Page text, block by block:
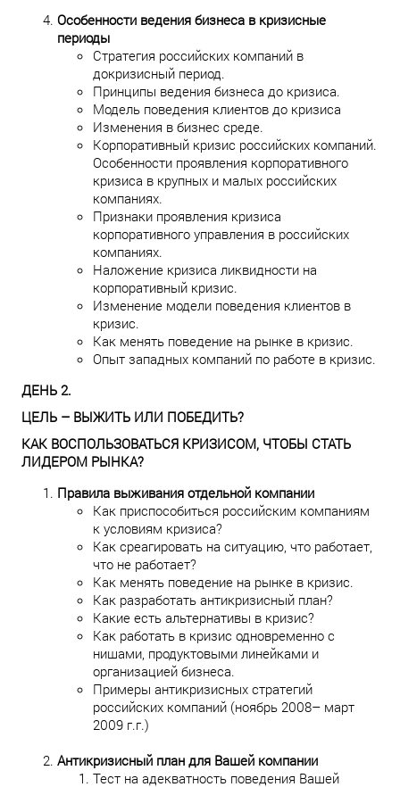
Особенности ведения бизнеса в кризисные
периоды
Стратегия российских компаний в
докризисный период.
Принципы ведения бизнеса до кризиса.
Модель поведения клиентов до кризиса
Изменения в бизнес среде.
Корпоративный кризис российских компаний.
Особенности проявления корпоративного
кризиса в крупных и малых российских
компаниях.
Признаки проявления кризиса
корпоративного управления в российских
компаниях.
Наложение кризиса ликвидности на
корпоративный кризис.
Изменение модели поведения клиентов в
кризис.
Как менять поведение на рынке в кризис.
Опыт западных компаний по работе в кризис.
ДЕНЬ 2.
ЦЕЛЬ – ВЫЖИТЬ ИЛИ ПОБЕДИТЬ?
КАК ВОСПОЛЬЗОВАТЬСЯ КРИЗИСОМ, ЧТОБЫ СТАТЬ
ЛИДЕРОМ РЫНКА?
Правила выживания отдельной компании
Как приспособиться российским компаниям
к условиям кризиса?
Как среагировать на ситуацию, что работает,
что не работает?
Как менять поведение на рынке в кризис.
Как разработать антикризисный план?
Какие есть альтернативы в кризис?
Как работать в кризис одновременно с
нишами, продуктовыми линейками и
организацией бизнеса.
Примеры антикризисных стратегий
российских компаний (ноябрь 2008– март
2009 г.г.)
Антикризисный план для Вашей компании
Тест на адекватность поведения Вашей